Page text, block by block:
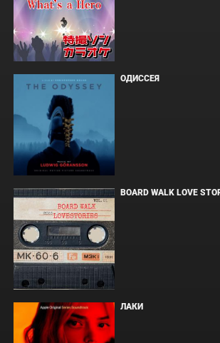
ОДИССЕЯ
BOARD WALK LOVE
ЛАКИ